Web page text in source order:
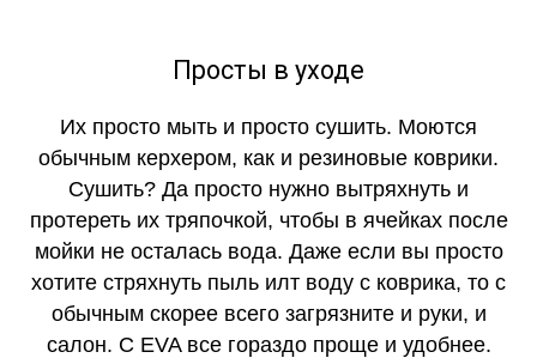
Просты в уходе
Их просто мыть и просто сушить. Моются
обычным керхером, как и резиновые коврики.
Сушить? Да просто нужно вытряхнуть и
протереть их тряпочкой, чтобы в ячейках после
мойки не осталась вода. Даже если вы просто
хотите стряхнуть пыль илт воду с коврика, то с
обычным скорее всего загрязните и руки, и
салон. С EVA все гораздо проще и удобнее.